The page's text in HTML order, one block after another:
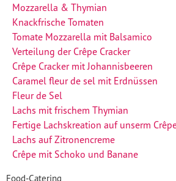
Mozzarella & Thymian
Knackfrische Tomaten
Tomate Mozzarella mit Balsamico
Verteilung der Crêpe Cracker
Crêpe Cracker mit Johannisbeeren
Caramel fleur de sel mit Erdnüssen
Fleur de Sel
Lachs mit frischem Thymian
Fertige Lachskreation auf unserm
Lachs auf Zitronencreme
Crêpe mit Schoko und Banane
Food-Catering​